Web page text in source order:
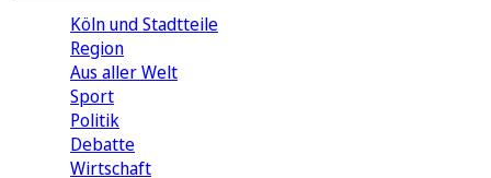
Köln und Stadtteile
Region
Aus aller Welt
Sport
Politik
Debatte
Wirtschaft